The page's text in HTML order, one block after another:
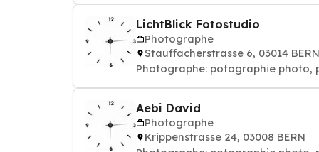
LichtBlick Fotostudio
Photographe
Stauffacherstrasse 6, 03014 BERN
Photographe: potographie
Aebi David
Photographe
Krippenstrasse 24, 03008 BERN